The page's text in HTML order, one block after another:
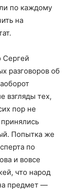
по каждому
на
Сергей
разговоров об
взгляды тех,
пор не
Попытка же
по
и вовсе
что народ
предмет —